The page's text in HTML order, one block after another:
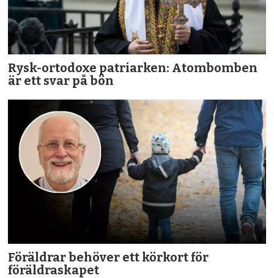
Rysk-ortodoxe patriarken: Atombomben
är ett svar på bön
Föräldrar behöver ett körkort för
föräldraskapet